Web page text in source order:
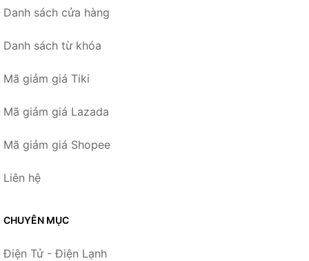
Danh sách cửa hàng
Danh sách từ khóa
Mã giảm giá Tiki
Mã giảm giá Lazada
Mã giảm giá Shopee
Liên hệ
CHUYÊN MỤC
Điện Tử - Điện Lạnh